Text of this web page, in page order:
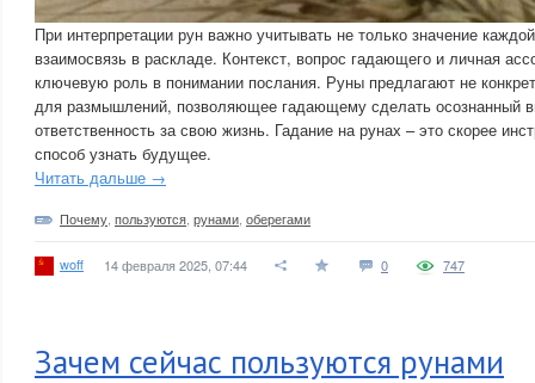
При интерпретации рун важно учитывать не только значение
взаимосвязь в раскладе. Контекст, вопрос гадающего и личная
ключевую роль в понимании послания. Руны предлагают не
для размышлений, позволяющее гадающему сделать осознанный
ответственность за свою жизнь. Гадание на рунах – это скорее
способ узнать будущее.
Читать дальше →
Почему пользуются рунами оберегами
woff 14 февраля 2025, 07:44 0 747
Зачем сейчас пользуются рунами